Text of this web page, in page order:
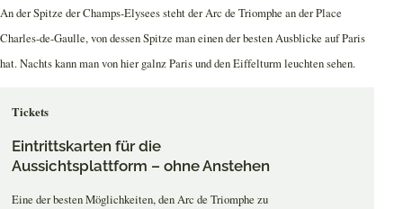
An der Spitze der Champs-Elysees steht der Arc de Triomphe an der Place
Charles-de-Gaulle, von dessen Spitze man einen der besten Ausblicke auf Paris
hat. Nachts kann man von hier galnz Paris und den Eiffelturm leuchten sehen.
Tickets
Eintrittskarten für die
Aussichtsplattform – ohne Anstehen
Eine der besten Möglichkeiten, den Arc de Triomphe zu